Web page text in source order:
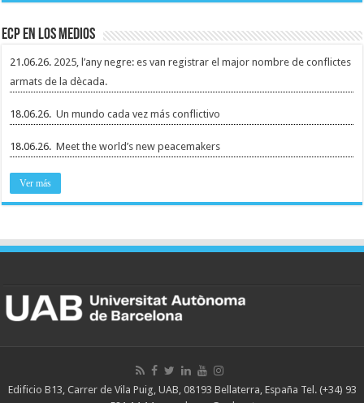
ECP en los medios
21.06.26. 2025, l’any negre: es van registrar el major nombre de conflictes
armats de la dècada.
18.06.26.Un mundo cada vez más conflictivo
18.06.26.Meet the world’s new peacemakers
Ver más
Edificio B13, Carrer de Vila Puig, UAB, 08193 Bellaterra, España Tel. (+34) 93